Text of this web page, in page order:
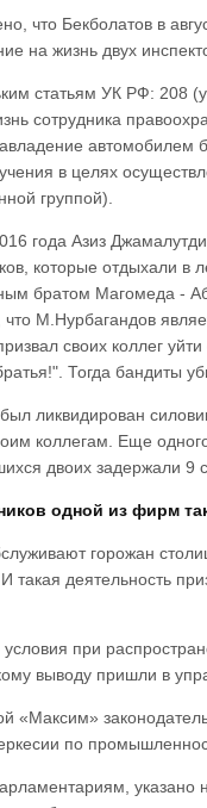
что Бекболатов в
на жизнь двух
статьям УК РФ: 208
сотрудника
автомобилем
в целях
группой).
года Азиз
которые отдыхали в
братом Магомеда -
что М.Нурбагандов
своих коллег
Тогда бандиты
был ликвидирован
коллегам. Еще
двоих задержали 9
одной из фирм
горожан
такая деятельность
при
выводу пришли в
по